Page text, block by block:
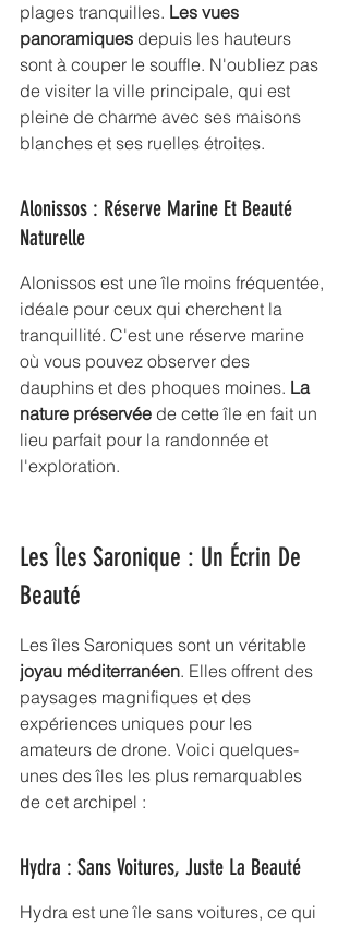
plages tranquilles. Les vues
panoramiques depuis les hauteurs
sont à couper le souffle. N'oubliez pas
de visiter la ville principale, qui est
pleine de charme avec ses maisons
blanches et ses ruelles étroites.
Alonissos : Réserve Marine Et Beauté
Naturelle
Alonissos est une île moins fréquentée,
idéale pour ceux qui cherchent la
tranquillité. C'est une réserve marine
où vous pouvez observer des
dauphins et des phoques moines. La
nature préservée de cette île en fait un
lieu parfait pour la randonnée et
l'exploration.
Les Îles Saronique : Un Écrin De
Beauté
Les îles Saroniques sont un véritable
joyau méditerranéen. Elles offrent des
paysages magnifiques et des
expériences uniques pour les
amateurs de drone. Voici quelques-
unes des îles les plus remarquables
de cet archipel :
Hydra : Sans Voitures, Juste La Beauté
Hydra est une île sans voitures, ce qui